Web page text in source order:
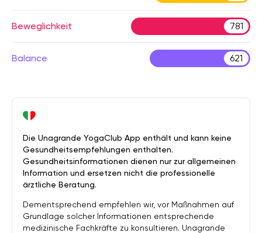
Beweglichkeit 781
Balance 621
Die Unagrande YogaClub App enthält und kann keine
Gesundheitsempfehlungen enthalten.
Gesundheitsinformationen dienen nur zur allgemeinen
Information und ersetzen nicht die professionelle
ärztliche Beratung.
Dementsprechend empfehlen wir, vor Maßnahmen auf
Grundlage solcher Informationen entsprechende
medizinische Fachkräfte zu konsultieren. Unagrande